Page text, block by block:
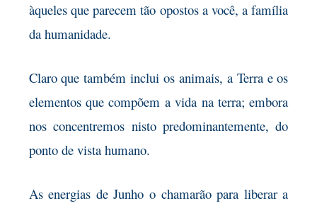
àqueles que parecem tão opostos a você, a família
da humanidade.
Claro que também inclui os animais, a Terra e os
elementos que compõem a vida na terra; embora
nos concentremos nisto predominantemente, do
ponto de vista humano.
As energias de Junho o chamarão para liberar a